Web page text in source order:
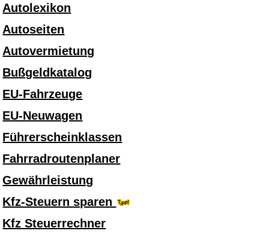
Autolexikon
Autoseiten
Autovermietung
Bußgeldkatalog
EU-Fahrzeuge
EU-Neuwagen
Führerscheinklassen
Fahrradroutenplaner
Gewährleistung
Kfz-Steuern sparen
Kfz Steuerrechner